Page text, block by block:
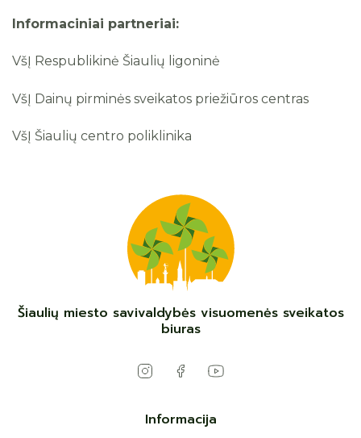
Informaciniai partneriai:
VšĮ Respublikinė Šiaulių ligoninė
VšĮ Dainų pirminės sveikatos priežiūros centras
VšĮ Šiaulių centro poliklinika
Šiaulių miesto savivaldybės visuomenės sveikatos
biuras
Informacija